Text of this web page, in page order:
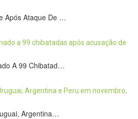
Após Ataque De …
A 99 Chibatad…
Argentina…